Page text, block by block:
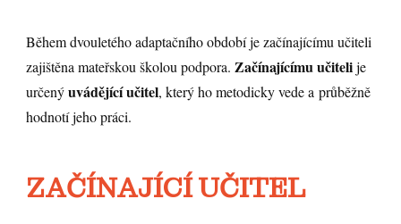
Během dvouletého adaptačního období je začínajícímu učiteli
zajištěna mateřskou školou podpora. Začínajícímu učitelije
určenýuvádějící učitel, který ho metodicky vede a průběžně
hodnotí jeho práci.
ZAČÍNAJÍCÍ UČITEL